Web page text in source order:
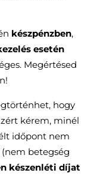
készpénzben,
esetén
Megértésed
hogy
kérem, minél
időpont nem
(nem betegség
készenléti díjat